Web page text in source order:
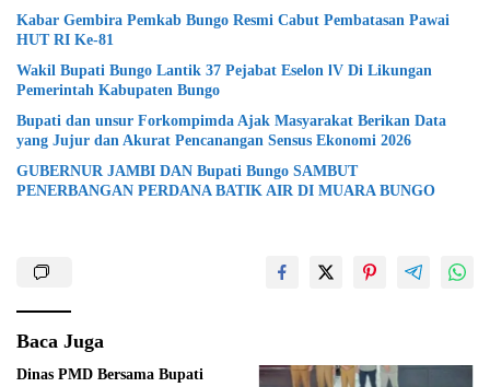
Kabar Gembira Pemkab Bungo Resmi Cabut Pembatasan Pawai
HUT RI Ke-81
Wakil Bupati Bungo Lantik 37 Pejabat Eselon lV Di Likungan
Pemerintah Kabupaten Bungo
Bupati dan unsur Forkompimda Ajak Masyarakat Berikan Data
yang Jujur dan Akurat Pencanangan Sensus Ekonomi 2026
GUBERNUR JAMBI DAN Bupati Bungo SAMBUT
PENERBANGAN PERDANA BATIK AIR DI MUARA BUNGO
Baca Juga
Dinas PMD Bersama Bupati